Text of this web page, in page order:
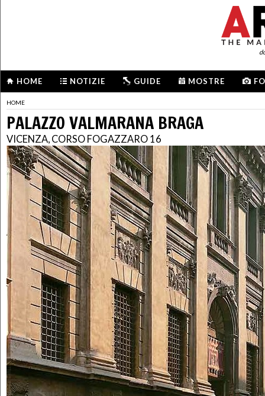
HOME NOTIZIE GUIDE MOSTRE
HOME
PALAZZO VALMARANA BRAGA
VICENZA, CORSO FOGAZZARO 16